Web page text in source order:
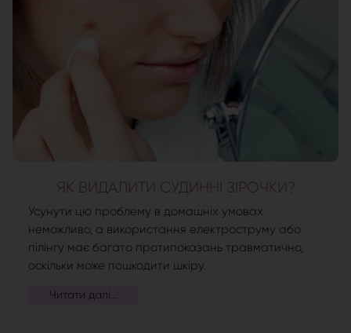
ЯК ВИДАЛИТИ СУДИННІ ЗІРОЧКИ?
Усунути цю проблему в домашніх умовах
неможливо, а використання електроструму або
пілінгу має багато протипоказань травматично,
оскільки може пошкодити шкіру.
Читати далі...